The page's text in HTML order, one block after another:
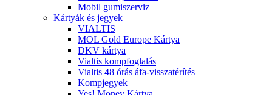
Mobil gumiszerviz
Kártyák és jegyek
VIALTIS
MOL Gold Europe Kártya
DKV kártya
Vialtis kompfoglalás
Vialtis 48 órás áfa-visszatérítés
Kompjegyek